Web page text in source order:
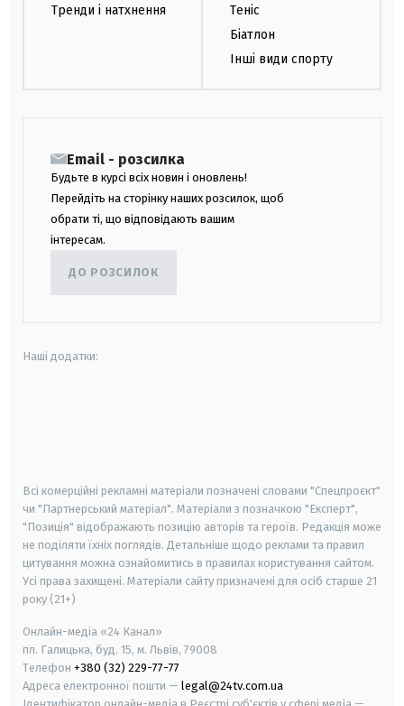
Тренди і натхнення
Теніс
Біатлон
Інші види спорту
Email - розсилка
Будьте в курсі всіх новин і оновлень!
Перейдіть на сторінку наших розсилок, щоб
обрати ті, що відповідають вашим
інтересам.
ДО РОЗСИЛОК
Наші додатки:
Всі комерційні рекламні матеріали позначені словами "Спецпроєкт"
чи "Партнерський матеріал". Матеріали з позначкою "Експерт",
"Позиція" відображають позицію авторів та героїв. Редакція може
не поділяти їхніх поглядів. Детальніше щодо реклами та правил
цитування можна ознайомитись в правилах користування сайтом.
Усі права захищені. Матеріали сайту призначені для осіб старше 21
року (21+)
Онлайн-медіа «24 Канал»
пл. Галицька, буд. 15, м. Львів, 79008
Телефон +380 (32) 229-77-77
Адреса електронної пошти — legal@24tv.com.ua